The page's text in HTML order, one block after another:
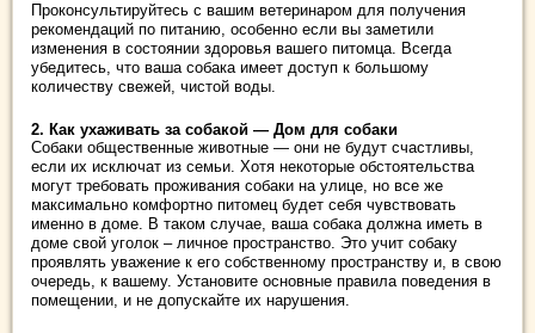
Проконсультируйтесь с вашим ветеринаром для получения
рекомендаций по питанию, особенно если вы заметили
изменения в состоянии здоровья вашего питомца. Всегда
убедитесь, что ваша собака имеет доступ к большому
количеству свежей, чистой воды.
2. Как ухаживать за собакой — Дом для собаки
Собаки общественные животные — они не будут счастливы,
если их исключат из семьи. Хотя некоторые обстоятельства
могут требовать проживания собаки на улице, но все же
максимально комфортно питомец будет себя чувствовать
именно в доме. В таком случае, ваша собака должна иметь в
доме свой уголок – личное пространство. Это учит собаку
проявлять уважение к его собственному пространству и, в свою
очередь, к вашему. Установите основные правила поведения в
помещении, и не допускайте их нарушения.